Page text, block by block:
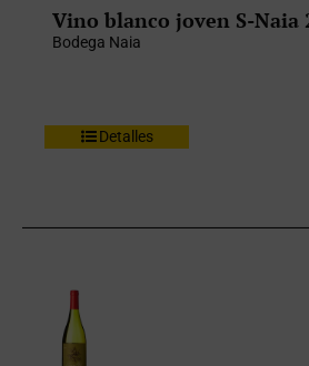
Vino blanco joven S-Naia
Bodega Naia
Detalles